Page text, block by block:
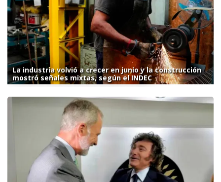
La industria volvió a crecer en junio y la construcción
mostró señales mixtas, según el INDEC